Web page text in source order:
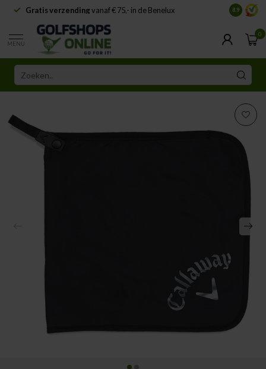
Gratis verzendingvanaf € 75,- in de Benelux 8.9
MENU
0